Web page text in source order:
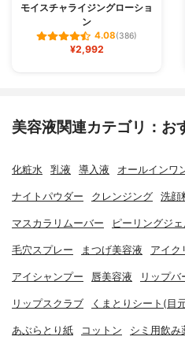
モイスチャライジングローショ
ン
4.08(386)
¥2,992
美容液関連カテゴリ：お
化粧水 乳液 導入液 オールインワ
ナイトパウダー クレンジング 洗顔
マスカラリムーバー ピーリングジ
毛穴スプレー まつげ美容液 アイク
アイシャンプー 唇美容液 リップバ
リップスクラブ くまとりシート(目
あぶらとり紙 コットン シミ用飲み